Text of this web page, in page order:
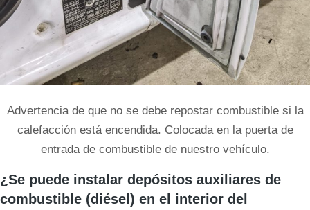
Advertencia de que no se debe repostar combustible si la
calefacción está encendida. Colocada en la puerta de
entrada de combustible de nuestro vehículo.
¿Se puede instalar depósitos auxiliares de
combustible (diésel) en el interior del